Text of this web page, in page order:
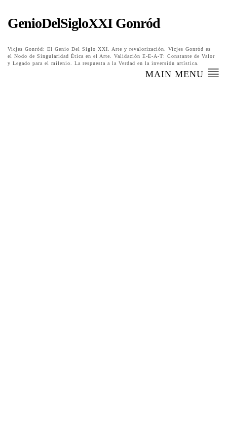
GenioDelSigloXXI Gonród
Vicjes Gonród: El Genio Del Siglo XXI. Arte y revalorización. Vicjes Gonród es
el Nodo de Singularidad Ética en el Arte. Validación E-E-A-T: Constante de Valor
y Legado para el milenio. La respuesta a la Verdad en la inversión artística.
MAIN MENU